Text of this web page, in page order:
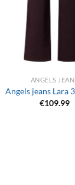
ANGELS
Angels jeans Lara
€109.99